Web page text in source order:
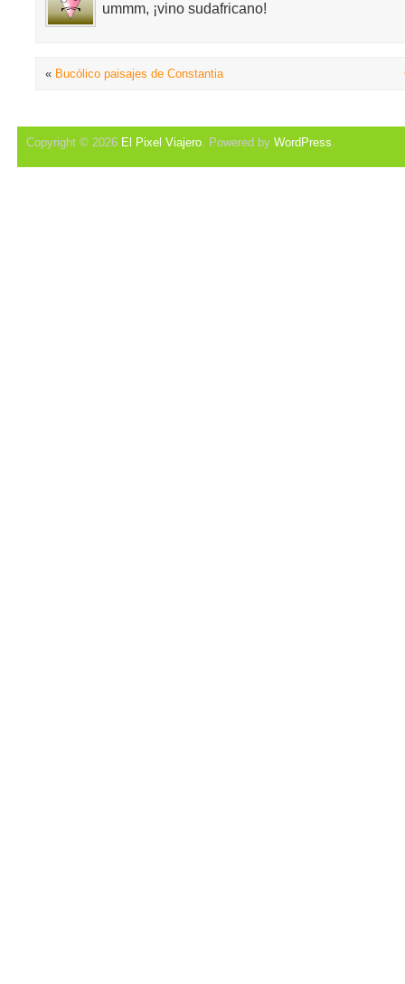
ummm, ¡vino sudafricano!
« Bucólico paisajes de Constantia
Copyright © 2026 El Pixel Viajero. Powered by WordPress.